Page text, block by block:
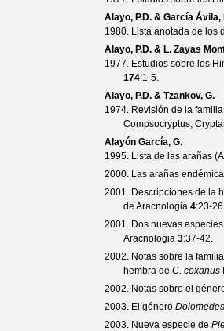
Alayo, P.D. & García Ávila,
1980. Lista anotada de los
Alayo, P.D. & L. Zayas
1977. Estudios sobre los
174:1-5.
Alayo, P.D. & Tzankov, G.
1974. Revisión de la
Compsocryptus,
Alayón García, G.
1995. Lista de las arañas
2000. Las arañas
2001. Descripciones de la
de Aracnologia 4:23-
2001. Dos nuevas
Aracnologia 3:37-42.
2002. Notas sobre la
hembra de C. coxanus
2002. Notas sobre el
2003. El género Dolomedes
2003. Nueva especie de